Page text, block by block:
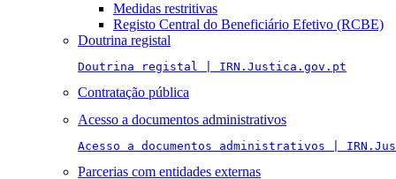
Medidas restritivas
Registo Central do Beneficiário Efetivo (RCBE)
Doutrina registal
Doutrina registal | IRN.Justica.gov.pt
Contratação pública
Acesso a documentos administrativos
Acesso a documentos administrativos |
Parcerias com entidades externas